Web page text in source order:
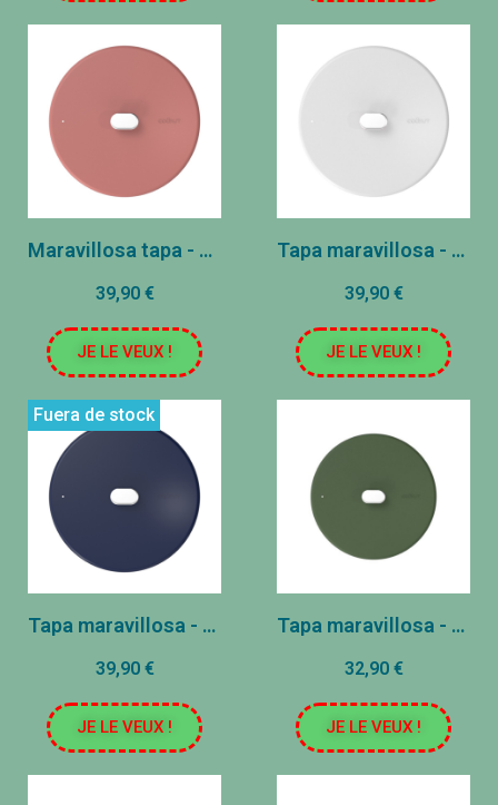
Maravillosa tapa - acero inoxidable - Malshmallow (28 cm)
39,90 €
JE LE VEUX !
Tapa maravillosa - acero inoxidable - polar (28 cm)
39,90 €
JE LE VEUX !
Fuera de stock
Tapa maravillosa - acero inoxidable - arándano (28 cm)
39,90 €
JE LE VEUX !
Tapa maravillosa - acero inoxidable - helecho (24 cm)
32,90 €
JE LE VEUX !